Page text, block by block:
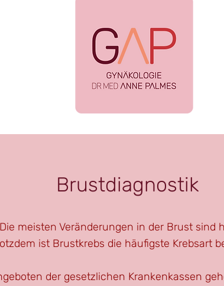
Brustdiagnostik
Die meisten Veränderungen in der Brust sind
ist Brustkrebs die häufigste Krebsart
der gesetzlichen Krankenkassen